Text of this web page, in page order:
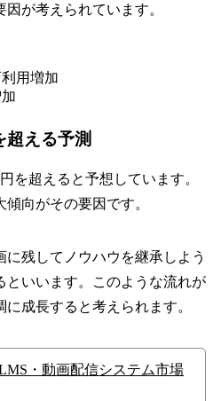
が考えられています。
用増加
超える予測
を超えると予想しています。
向がその要因です。
残してノウハウを継承しよう
といいます。このような流れが
成長すると考えられます。
・動画配信システム市場